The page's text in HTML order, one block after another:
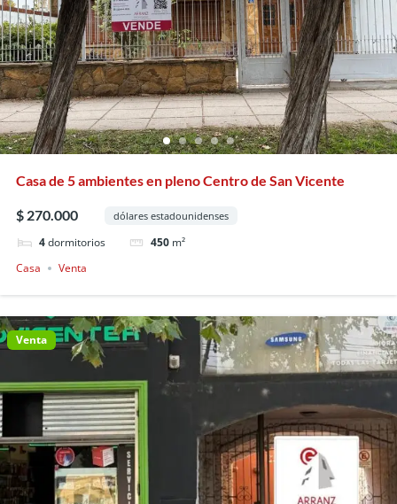
Casa de 5 ambientes en pleno Centro de San Vicente
$ 270.000 dólares estadounidenses
4dormitorios 450 m²
Casa
Venta
Venta